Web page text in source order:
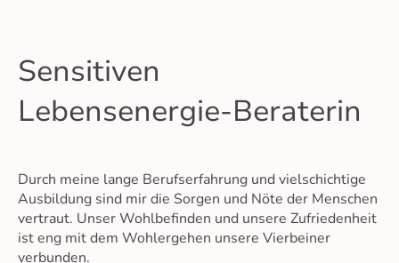
Sensitiven
Lebensenergie-Beraterin
Durch meine lange Berufserfahrung und vielschichtige
Ausbildung sind mir die Sorgen und Nöte der Menschen
vertraut. Unser Wohlbefinden und unsere Zufriedenheit
ist eng mit dem Wohlergehen unsere Vierbeiner
verbunden.